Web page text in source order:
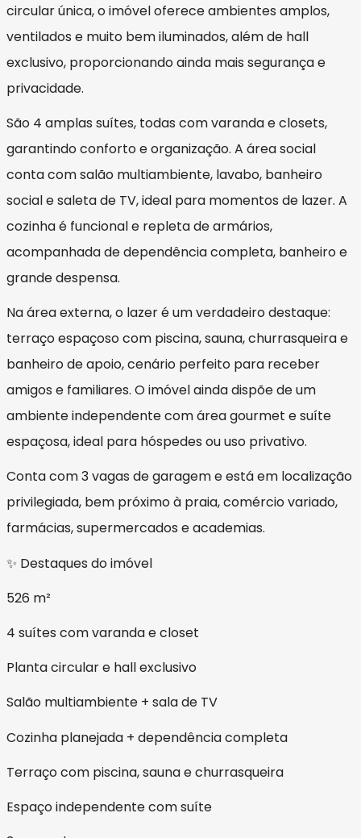
circular única, o imóvel oferece ambientes amplos,
ventilados e muito bem iluminados, além de hall
exclusivo, proporcionando ainda mais segurança e
privacidade.
São 4 amplas suítes, todas com varanda e closets,
garantindo conforto e organização. A área social
conta com salão multiambiente, lavabo, banheiro
social e saleta de TV, ideal para momentos de lazer. A
cozinha é funcional e repleta de armários,
acompanhada de dependência completa, banheiro e
grande despensa.
Na área externa, o lazer é um verdadeiro destaque:
terraço espaçoso com piscina, sauna, churrasqueira e
banheiro de apoio, cenário perfeito para receber
amigos e familiares. O imóvel ainda dispõe de um
ambiente independente com área gourmet e suíte
espaçosa, ideal para hóspedes ou uso privativo.
Conta com 3 vagas de garagem e está em localização
privilegiada, bem próximo à praia, comércio variado,
farmácias, supermercados e academias.
✨ Destaques do imóvel
526 m²
4 suítes com varanda e closet
Planta circular e hall exclusivo
Salão multiambiente + sala de TV
Cozinha planejada + dependência completa
Terraço com piscina, sauna e churrasqueira
Espaço independente com suíte